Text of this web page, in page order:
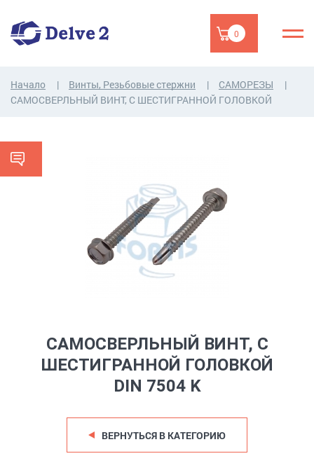
0
Начало Винты, Резьбовые стержни
САМОРЕЗЫ
САМОСВЕРЛЬНЫЙ ВИНТ, С ШЕСТИГРАННОЙ ГОЛОВКОЙ
САМОСВЕРЛЬНЫЙ ВИНТ, С
ШЕСТИГРАННОЙ ГОЛОВКОЙ
DIN 7504 K
ВЕРНУТЬСЯ В КАТЕГОРИЮ